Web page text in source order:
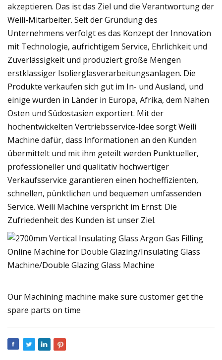
akzeptieren. Das ist das Ziel und die Verantwortung der
Weili-Mitarbeiter. Seit der Gründung des
Unternehmens verfolgt es das Konzept der Innovation
mit Technologie, aufrichtigem Service, Ehrlichkeit und
Zuverlässigkeit und produziert große Mengen
erstklassiger Isolierglasverarbeitungsanlagen. Die
Produkte verkaufen sich gut im In- und Ausland, und
einige wurden in Länder in Europa, Afrika, dem Nahen
Osten und Südostasien exportiert. Mit der
hochentwickelten Vertriebsservice-Idee sorgt Weili
Machine dafür, dass Informationen an den Kunden
übermittelt und mit ihm geteilt werden Punktueller,
professioneller und qualitativ hochwertiger
Verkaufsservice garantieren einen hocheffizienten,
schnellen, pünktlichen und bequemen umfassenden
Service. Weili Machine verspricht im Ernst: Die
Zufriedenheit des Kunden ist unser Ziel.
Our Machining machine make sure customer get the
spare parts on time